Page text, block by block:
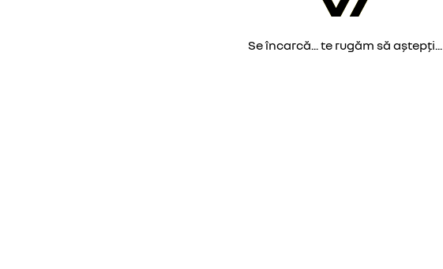
Se încarcă... te rugăm să aștepți...